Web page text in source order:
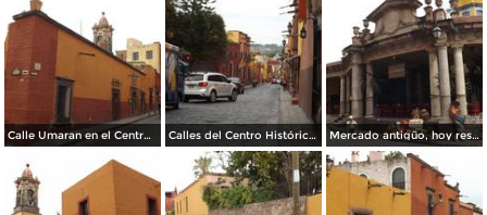
Calle Umaran en el Centro Histórico. Abril/2014 Calles del Centro Histórico. Abril/2014 Mercado antigüo, hoy restaurantes típicos. Abril/2014